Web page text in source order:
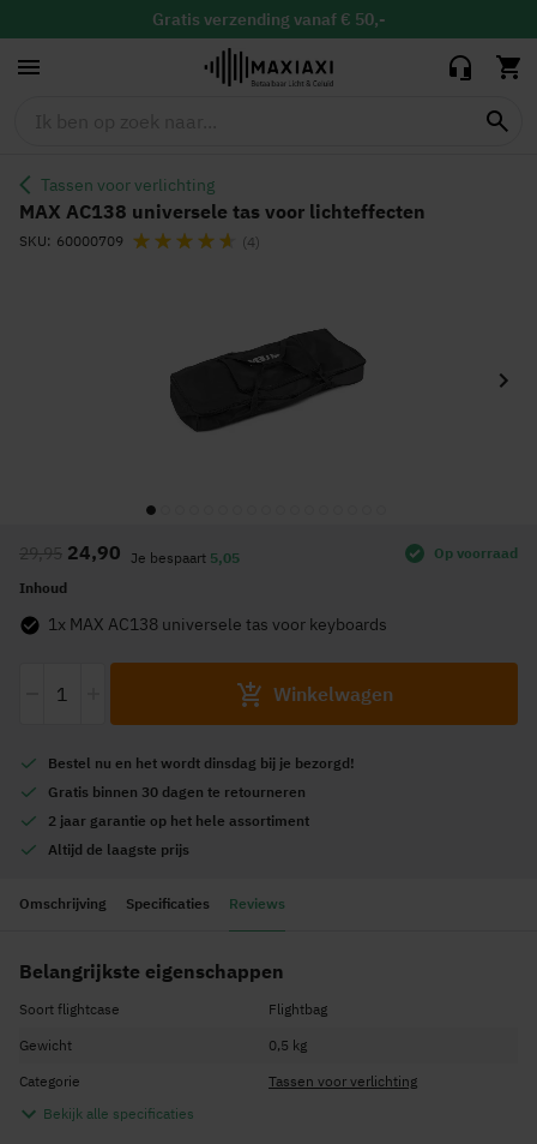
Gratis verzending vanaf € 50,-
binnen 30 dagen ruilen & retour
Vandaag besteld, maandag in huis
Tassen voor verlichting
MAX AC138 universele tas voor lichteffecten
SKU 60000709 Waardering: (4)
24,90
29,95 Je bespaart 5,05
Inhoud
1x MAX AC138 universele tas voor keyboards
Winkelwagen
Op voorraad
Bestel nu en het wordt dinsdag bij je bezorgd!
Gratis binnen 30 dagen te retourneren
2 jaar garantie op het hele assortiment
Altijd de laagste prijs
het
begin
van
afbeeldingen-
gallerij
Omschrijving Specificaties Reviews
Belangrijkste eigenschappen
Soort flightcase
Flightbag
Gewicht
0,5 kg
Categorie
Tassen voor verlichting
Bekijk alle specificaties